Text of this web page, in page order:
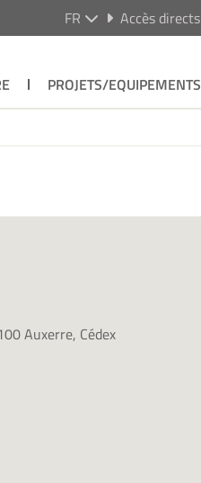
FR Accès directs
PROJETS/EQUIPEMENTS
Auxerre, Cédex